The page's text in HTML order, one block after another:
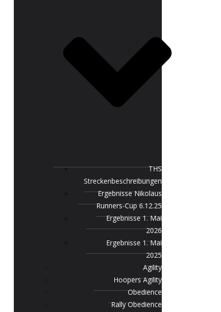
THS
Streckenbeschreibungen
Ergebnisse Nikolaus
Runners-Cup 6.12.25
Ergebnisse 1. Mai
2026
Ergebnisse 1. Mai
2025
Agility
Hoopers Agility
Obedience
Rally Obedience